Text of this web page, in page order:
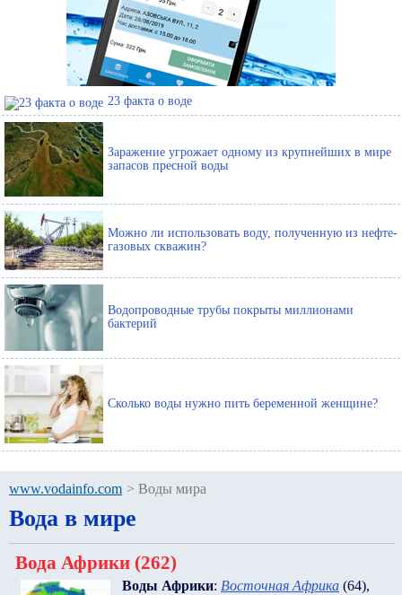
23 факта о воде
Заражение угрожает одному из крупнейших в мире
запасов пресной воды
Можно ли использовать воду, полученную из нефте-
газовых скважин?
Водопроводные трубы покрыты миллионами
бактерий
Сколько воды нужно пить беременной женщине?
www.vodainfo.com > Воды мира
Вода в мире
Вода Африки (262)
Воды Африки: Восточная Африка (64),